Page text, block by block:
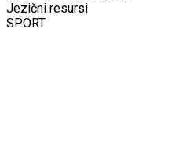
Jezični resursi
SPORT